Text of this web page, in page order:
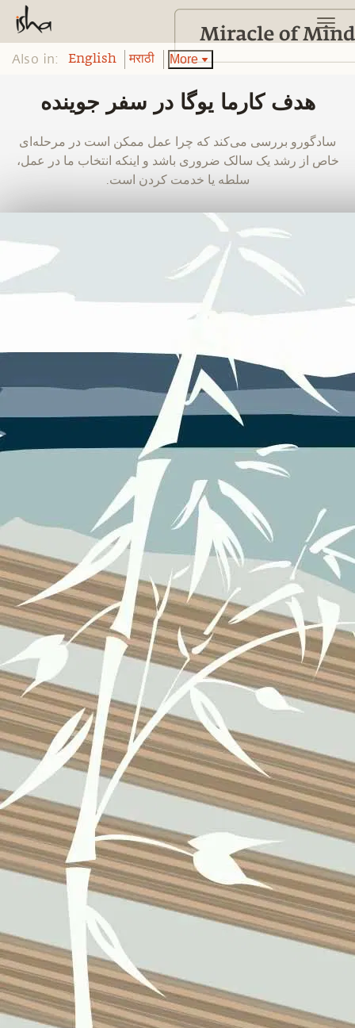
Also in: English मराठी More
هدف کارما یوگا در سفر جوینده
‫سادگورو بررسی می‌کند که چرا عمل ممکن است در مرحله‌ای
خاص از رشد یک سالک ضروری باشد و اینکه انتخاب ما در عمل،
سلطه یا خدمت کردن است.